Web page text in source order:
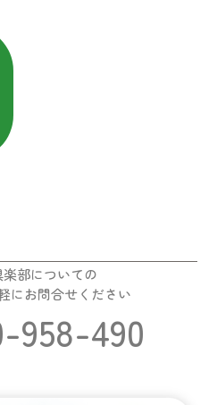
部についての
にお問合せください
958-490